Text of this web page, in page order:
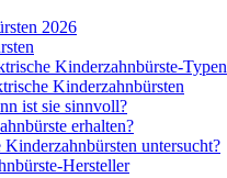
2026
Kinderzahnbürste-Typen
Kinderzahnbürsten
ist sie sinnvoll?
erhalten?
untersucht?
Hersteller